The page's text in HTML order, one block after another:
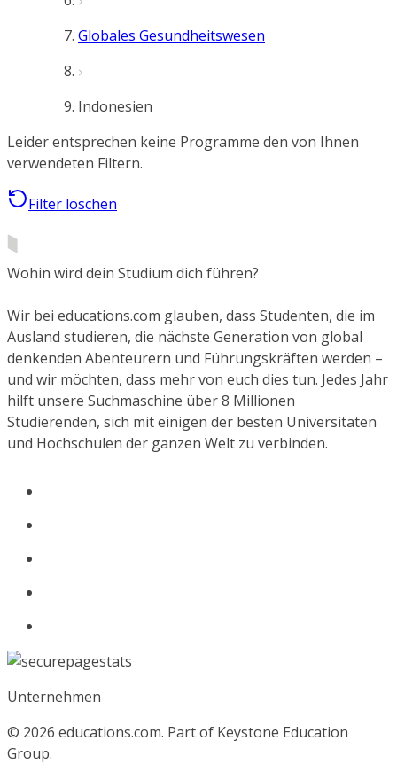
Globales Gesundheitswesen
Indonesien
Leider entsprechen keine Programme den von Ihnen
verwendeten Filtern.
Filter löschen
Wohin wird dein Studium dich führen?
Wir bei educations.com glauben, dass Studenten, die im
Ausland studieren, die nächste Generation von global
denkenden Abenteurern und Führungskräften werden –
und wir möchten, dass mehr von euch dies tun. Jedes Jahr
hilft unsere Suchmaschine über 8 Millionen
Studierenden, sich mit einigen der besten Universitäten
und Hochschulen der ganzen Welt zu verbinden.
Unternehmen
© 2026 educations.com. Part of Keystone Education
Group.